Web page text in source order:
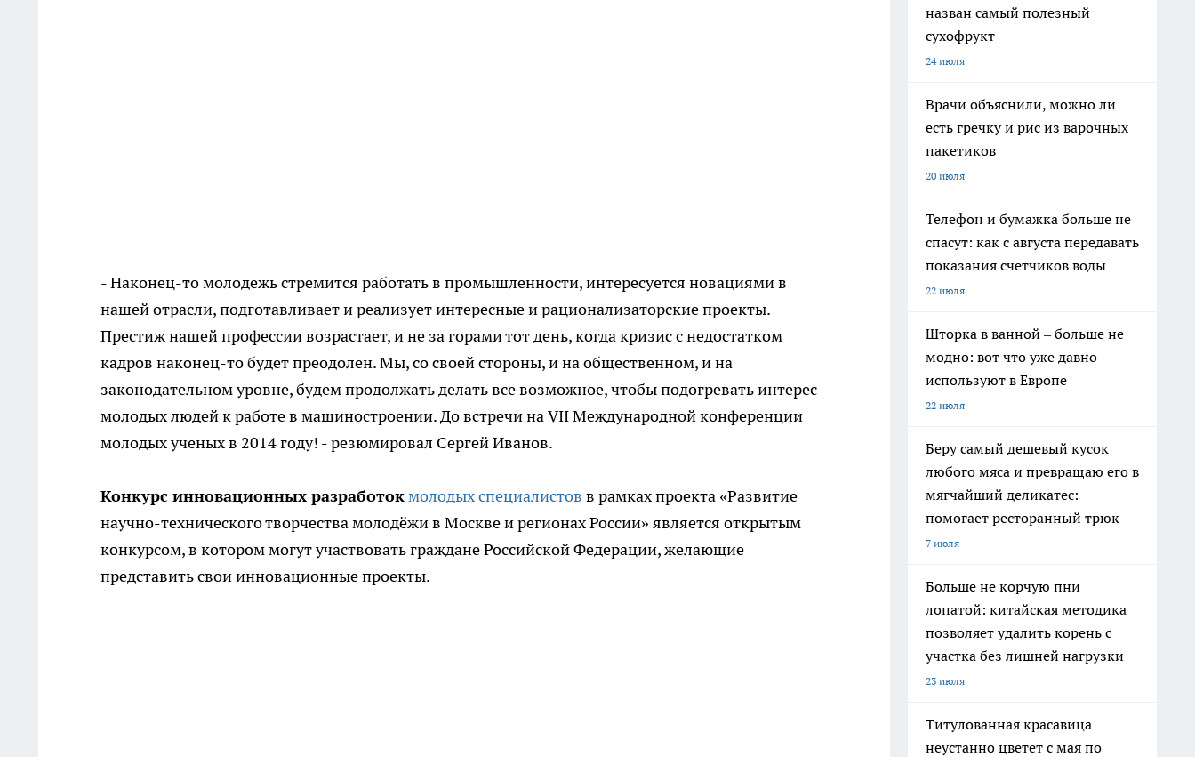
- Наконец-то молодежь стремится работать в промышленности, интересуется новациями в
нашей отрасли, подготавливает и реализует интересные и рационализаторские проекты.
Престиж нашей профессии возрастает, и не за горами тот день, когда кризис с недостатком
кадров наконец-то будет преодолен. Мы, со своей стороны, и на общественном, и на
законодательном уровне, будем продолжать делать все возможное, чтобы подогревать интерес
молодых людей к работе в машиностроении. До встречи на VII Международной конференции
молодых ученых в 2014 году! - резюмировал Сергей Иванов.
Конкурс инновационных разработокмолодых специалистов в рамках проекта «Развитие
научно-технического творчества молодёжи в Москве и регионах России» является открытым
конкурсом, в котором могут участвовать граждане Российской Федерации, желающие
представить свои инновационные проекты.
назван самый полезный
сухофрукт
24 июля
Врачи объяснили, можно ли
есть гречку и рис из варочных
пакетиков
20 июля
Телефон и бумажка больше не
спасут: как с августа передавать
показания счетчиков воды
22 июля
Шторка в ванной – больше не
модно: вот что уже давно
используют в Европе
22 июля
Беру самый дешевый кусок
любого мяса и превращаю его в
мягчайший деликатес:
помогает ресторанный трюк
7 июля
Больше не корчую пни
лопатой: китайская методика
позволяет удалить корень с
участка без лишней нагрузки
23 июля
Титулованная красавица
неустанно цветет с мая по